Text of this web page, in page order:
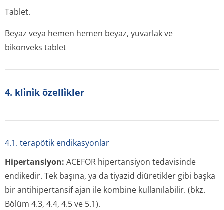
Tablet.
Beyaz veya hemen hemen beyaz, yuvarlak ve
bikonveks tablet
4. kli̇ni̇k özelli̇kler
4.1. terapötik endikasyonlar
Hipertansiyon: ACEFOR hipertansiyon tedavisinde
endikedir. Tek başına, ya da tiyazid diüretikler gibi başka
bir antihipertansif ajan ile kombine kullanılabilir. (bkz.
Bölüm 4.3, 4.4, 4.5 ve 5.1).